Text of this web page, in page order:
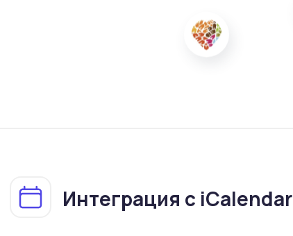
Интеграция с iCalendar